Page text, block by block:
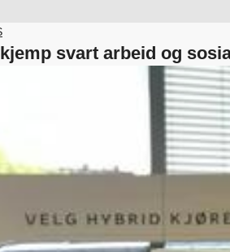
deler av bedriften hvor det finnes
fantastiske veilederen.
svart arbeid og